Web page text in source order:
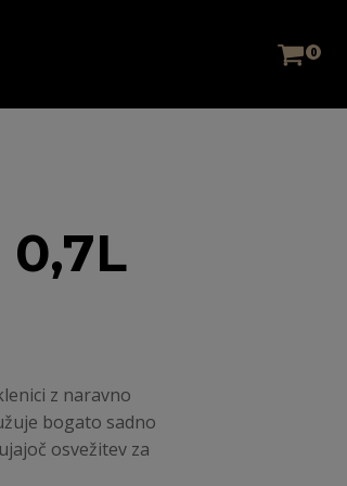
0
z naravno
bogato sadno
osvežitev za